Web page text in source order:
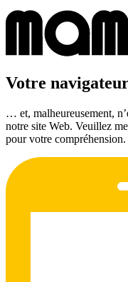
Votre
… et, malheureusement,
notre site Web. Veuillez
pour votre compréhension.